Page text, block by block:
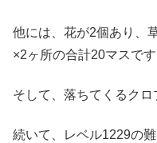
他には、花が2個あり、
×2ヶ所の合計20マスです
そして、落ちてくるクロ
続いて、レベル1229の